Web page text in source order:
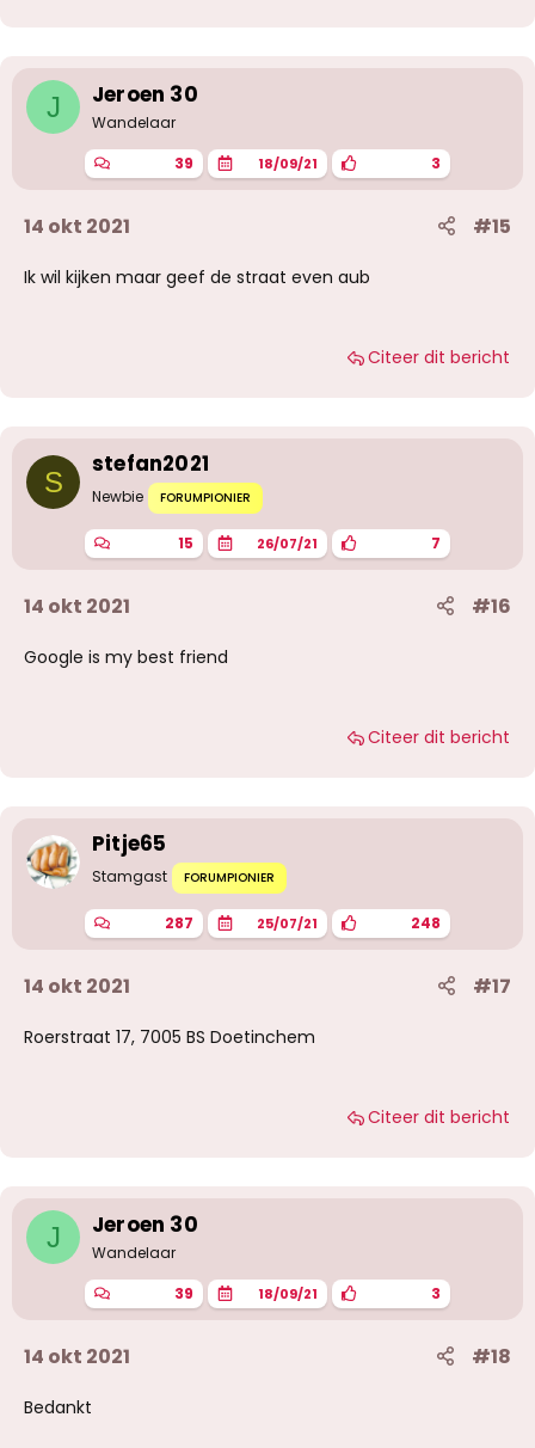
J Jeroen 30
Wandelaar
39 18/09/21 3
14 okt 2021 #15
Ik wil kijken maar geef de straat even aub
Citeer dit bericht
S
stefan2021
Newbie FORUMPIONIER
15 26/07/21 7
14 okt 2021 #16
Google is my best friend
Citeer dit bericht
Pitje65
Stamgast FORUMPIONIER
287 25/07/21 248
14 okt 2021 #17
Roerstraat 17, 7005 BS Doetinchem
Citeer dit bericht
J Jeroen 30
Wandelaar
39 18/09/21 3
14 okt 2021 #18
Bedankt